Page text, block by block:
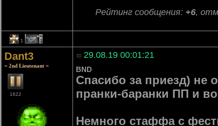
Рейтинг сообщения: +6,
1 1
Dant3
= 2nd Lieutenant =
1622
29.08.19 00:01:21
BND
Спасибо за приезд) не
пранки-баранки ПП и
Немного стаффа с